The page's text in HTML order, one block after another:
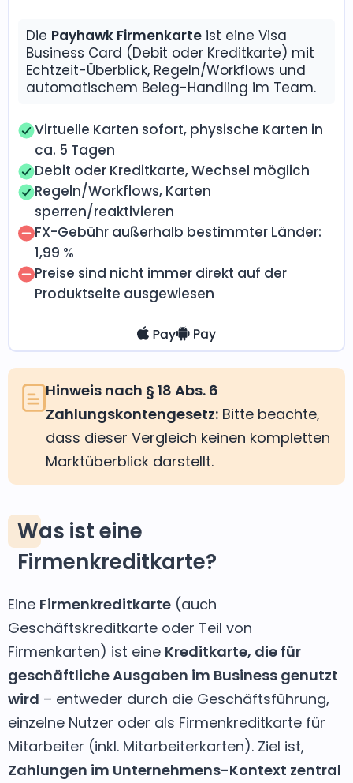
Die Payhawk Firmenkarte ist eine Visa
Business Card (Debit oder Kreditkarte) mit
Echtzeit-Überblick, Regeln/Workflows und
automatischem Beleg-Handling im Team.
Virtuelle Karten sofort, physische Karten in
ca. 5 Tagen
Debit oder Kreditkarte, Wechsel möglich
Regeln/Workflows, Karten
sperren/reaktivieren
FX-Gebühr außerhalb bestimmter Länder:
1,99 %
Preise sind nicht immer direkt auf der
Produktseite ausgewiesen
Hinweis nach § 18 Abs. 6
Zahlungskontengesetz: Bitte beachte,
dass dieser Vergleich keinen kompletten
Marktüberblick darstellt.
Was ist eine
Firmenkreditkarte?
Eine Firmenkreditkarte (auch
Geschäftskreditkarte oder Teil von
Firmenkarten) ist eine Kreditkarte, die für
geschäftliche Ausgaben im Business genutzt
wird – entweder durch die Geschäftsführung,
einzelne Nutzer oder als Firmenkreditkarte für
Mitarbeiter (inkl. Mitarbeiterkarten). Ziel ist,
Zahlungen im Unternehmens-Kontext zentral